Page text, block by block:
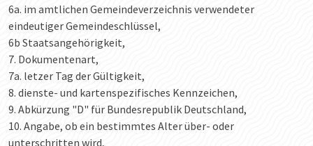
6a. im amtlichen Gemeindeverzeichnis verwendeter
eindeutiger Gemeindeschlüssel,
6b Staatsangehörigkeit,
7. Dokumentenart,
7a. letzer Tag der Gültigkeit,
8. dienste- und kartenspezifisches Kennzeichen,
9. Abkürzung "D" für Bundesrepublik Deutschland,
10. Angabe, ob ein bestimmtes Alter über- oder
unterschritten wird,